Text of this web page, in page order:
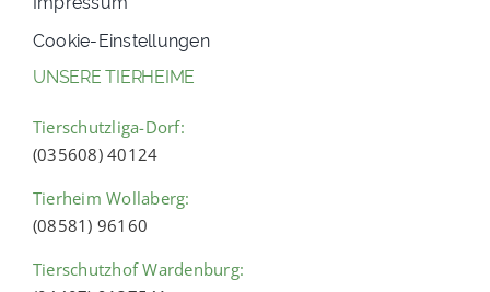
Cookie-Einstellungen
UNSERE TIERHEIME
Tierschutzliga-Dorf:
(035608) 40124
Tierheim Wollaberg:
(08581) 96160
Tierschutzhof Wardenburg: